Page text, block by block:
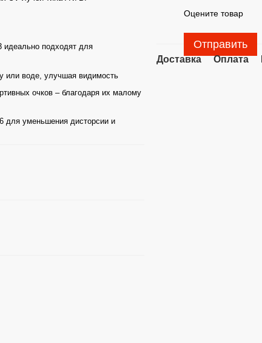
идеально подходят для
или воде, улучшая видимость
очков – благодаря их малому
для уменьшения дисторсии и
Оцените товар
Отправить
Доставка Оплата